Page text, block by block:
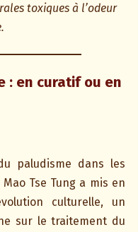
toxiques à l’odeur
: en curatif ou en
paludisme dans les
Tse Tung a mis en
culturelle, un
sur le traitement du